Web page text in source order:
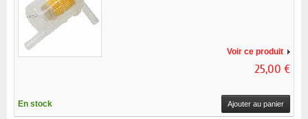
Voir ce produit
25,00 €
En stock Ajouter au panier